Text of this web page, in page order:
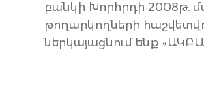
բանկի Խորհրդի 2008թ.
թողարկողների
ներկայացնում ենք